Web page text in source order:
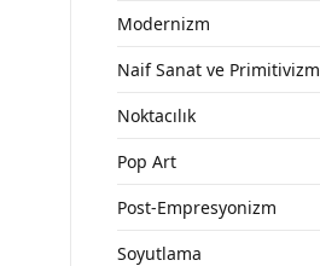
Modernizm
Naif Sanat ve Primitivizm
Noktacılık
Pop Art
Post-Empresyonizm
Soyutlama